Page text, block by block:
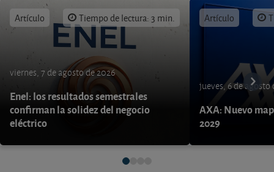
Artículo Tiempo de lectura: 3 min.
viernes, 7 de agosto de 2026
Enel: los resultados semestrales
confirman la solidez del negocio
eléctrico
Artículo
jueves, 6 de agosto
AXA: Nuevo
2029